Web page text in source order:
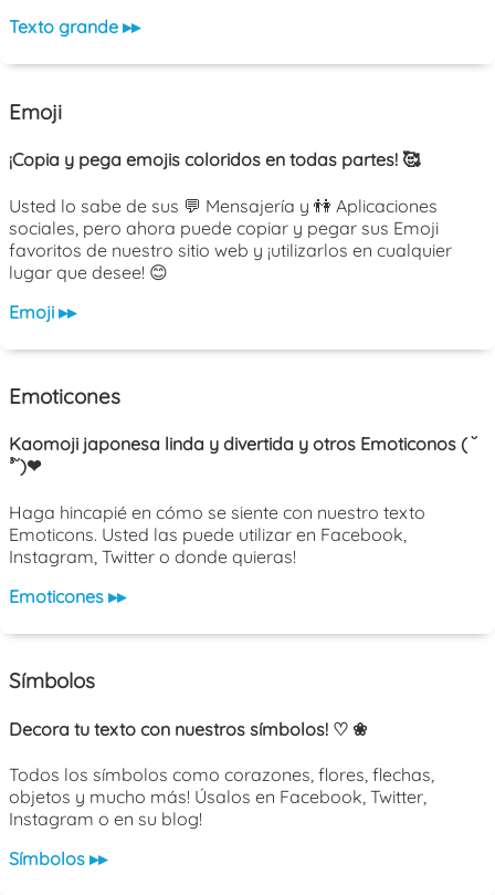
Texto grande ▸▸
Emoji
¡Copia y pega emojis coloridos en todas partes! 🥰
Usted lo sabe de sus 💬 Mensajería y 👫 Aplicaciones
sociales, pero ahora puede copiar y pegar sus Emoji
favoritos de nuestro sitio web y ¡utilizarlos en cualquier
lugar que desee! 😊
Emoji ▸▸
Emoticones
Kaomoji japonesa linda y divertida y otros Emoticonos ( ˘
³˘)❤
Haga hincapié en cómo se siente con nuestro texto
Emoticons. Usted las puede utilizar en Facebook,
Instagram, Twitter o donde quieras!
Emoticones ▸▸
Símbolos
Decora tu texto con nuestros símbolos! ♡ ❀
Todos los símbolos como corazones, flores, flechas,
objetos y mucho más! Úsalos en Facebook, Twitter,
Instagram o en su blog!
Símbolos ▸▸